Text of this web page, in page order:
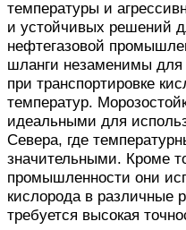
температуры и
и устойчивых решений
нефтегазовой
шланги незаменимы для
при транспортировке
температур.
идеальными для
Севера, где
значительными. Кроме
промышленности они
кислорода в различные
требуется высокая